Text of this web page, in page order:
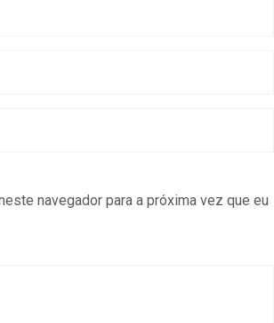
navegador para a próxima vez que eu